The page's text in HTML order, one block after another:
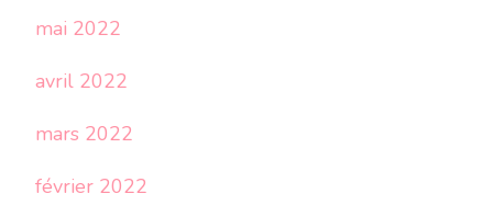
mai 2022
avril 2022
mars 2022
février 2022